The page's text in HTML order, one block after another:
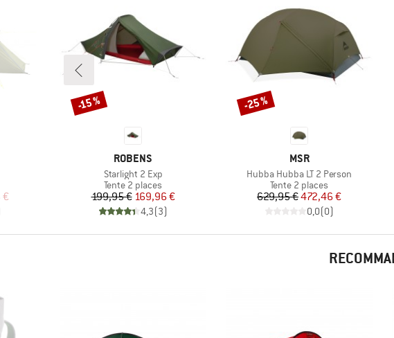
€
MARQUE
ROBENS
Article
Starlight 2 Exp
Product group
Tente 2 places
Prix
199,95 €Prix réduit
169,96 €
4,3(3)
Remise
-15 %
MARQUE
MSR
Article
Hubba Hubba LT 2 Person
Product group
Tente 2 places
Prix
629,95 €Prix réduit
472,46 €
0,0(0)
Remise
-25 %